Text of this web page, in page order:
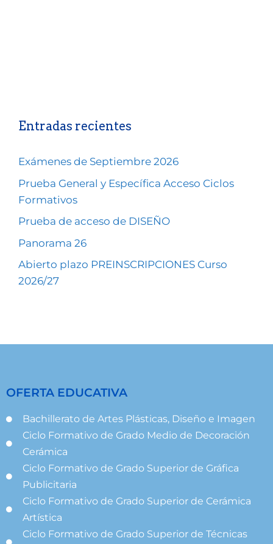
Entradas recientes
Exámenes de Septiembre 2026
Prueba General y Específica Acceso Ciclos
Formativos
Prueba de acceso de DISEÑO
Panorama 26
Abierto plazo PREINSCRIPCIONES Curso
2026/27
OFERTA EDUCATIVA
Bachillerato de Artes Plásticas, Diseño e Imagen
Ciclo Formativo de Grado Medio de Decoración
Cerámica
Ciclo Formativo de Grado Superior de Gráfica
Publicitaria
Ciclo Formativo de Grado Superior de Cerámica
Artística
Ciclo Formativo de Grado Superior de Técnicas